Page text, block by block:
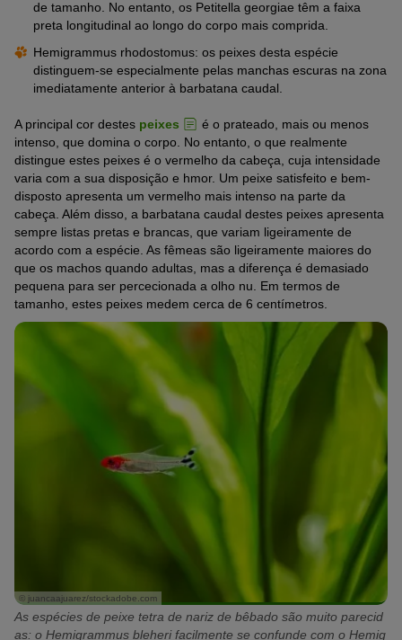
de tamanho. No entanto, os Petitella georgiae têm a faixa
preta longitudinal ao longo do corpo mais comprida.
Hemigrammus rhodostomus: os peixes desta espécie
distinguem-se especialmente pelas manchas escuras na zona
imediatamente anterior à barbatana caudal.
A principal cor destes peixes
é o prateado, mais ou menos
intenso, que domina o corpo. No entanto, o que realmente
distingue estes peixes é o vermelho da cabeça, cuja intensidade
varia com a sua disposição e hmor. Um peixe satisfeito e bem-
disposto apresenta um vermelho mais intenso na parte da
cabeça. Além disso, a barbatana caudal destes peixes apresenta
sempre listas pretas e brancas, que variam ligeiramente de
acordo com a espécie. As fêmeas são ligeiramente maiores do
que os machos quando adultas, mas a diferença é demasiado
pequena para ser percecionada a olho nu. Em termos de
tamanho, estes peixes medem cerca de 6 centímetros.
© juancaajuarez/stockadobe.com
As espécies de peixe tetra de nariz de bêbado são muito parecid
as: o Hemigrammus bleheri facilmente se confunde com o Hemig